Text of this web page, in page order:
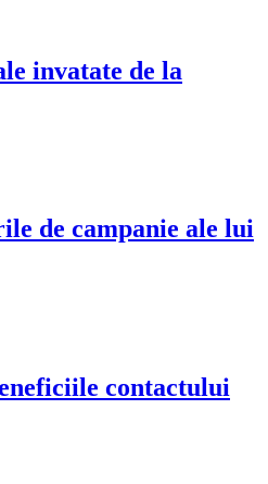
invatate de la
de campanie ale lui
contactului